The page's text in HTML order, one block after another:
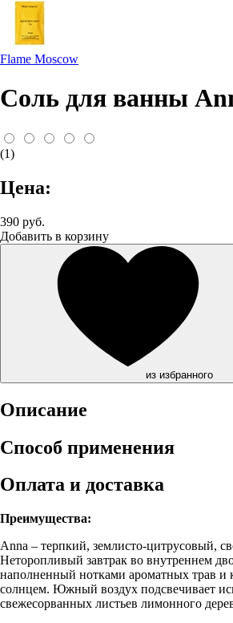
Flame Moscow
Соль для ванны
(1)
Цена:
390 руб.
Добавить в корзину
из избранного
Описание
Способ применения
Оплата и доставка
Преимущества:
Anna – терпкий, землисто-цитрусовый,
Неторопливый завтрак во внутреннем
наполненный нотками ароматных трав и
солнцем. Южный воздух подсвечивает
свежесорванных листьев лимонного